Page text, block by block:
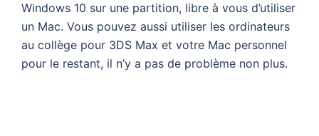
Windows 10 sur une partition, libre à vous d’utiliser
un Mac. Vous pouvez aussi utiliser les ordinateurs
au collège pour 3DS Max et votre Mac personnel
pour le restant, il n’y a pas de problème non plus.